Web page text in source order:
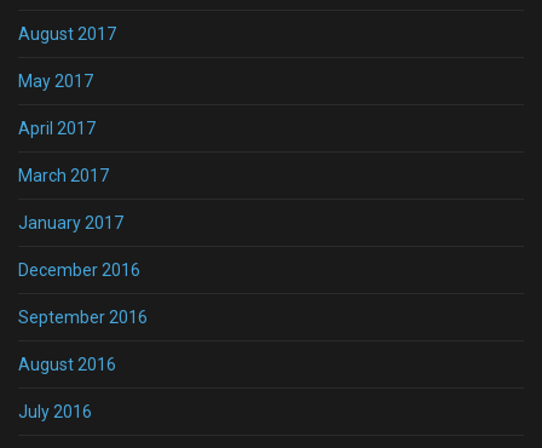
August 2017
May 2017
April 2017
March 2017
January 2017
December 2016
September 2016
August 2016
July 2016